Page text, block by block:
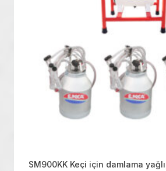
SM900KK Keçi için damlama